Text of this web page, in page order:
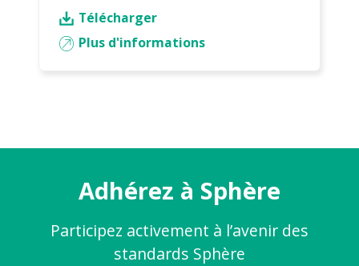
Télécharger
Plus d'informations
Adhérez à Sphère
Participez activement à l’avenir des
standards Sphère